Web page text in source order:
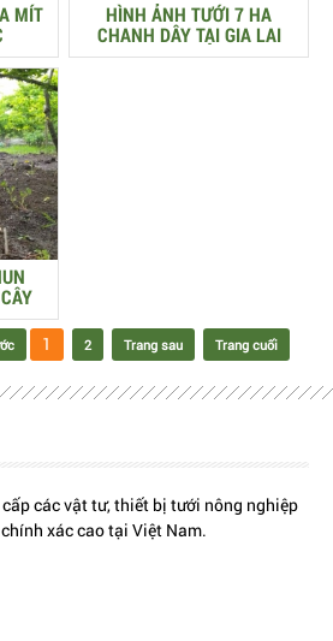
MÍT
HÌNH ẢNH TƯỚI 7 HA
CHANH DÂY TẠI GIA LAI
1 2 Trang sau Trang cuối
các vật tư, thiết bị tưới nông nghiệp
xác cao tại Việt Nam.